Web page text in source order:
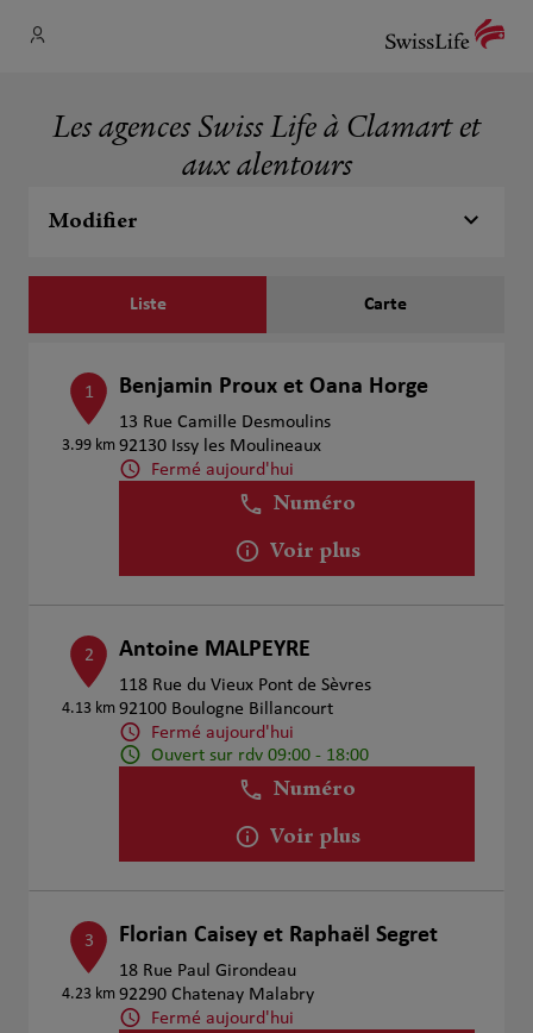
Les agences Swiss Life à Clamart et
aux alentours
Modifier
Liste Carte
1
3.99 km
Benjamin Proux et Oana Horge
13 Rue Camille Desmoulins
92130 Issy les Moulineaux
Fermé aujourd'hui
Numéro
Voir plus
2
4.13 km
Antoine MALPEYRE
118 Rue du Vieux Pont de Sèvres
92100 Boulogne Billancourt
Fermé aujourd'hui
Ouvert sur rdv 09:00 - 18:00
Numéro
Voir plus
3
4.23 km
Florian Caisey et Raphaël Segret
18 Rue Paul Girondeau
92290 Chatenay Malabry
Fermé aujourd'hui